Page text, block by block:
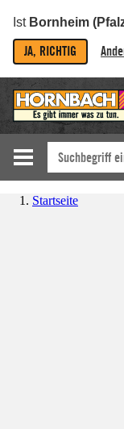
Ist Bornheim
JA, RICHTIG
Startseite